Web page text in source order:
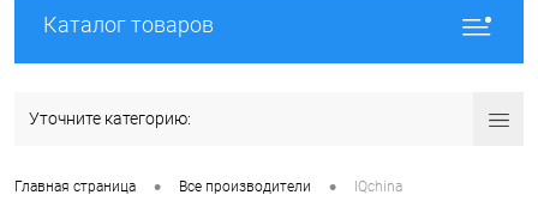
Каталог товаров
Уточните категорию:
Главная страница • Все производители • IQchina